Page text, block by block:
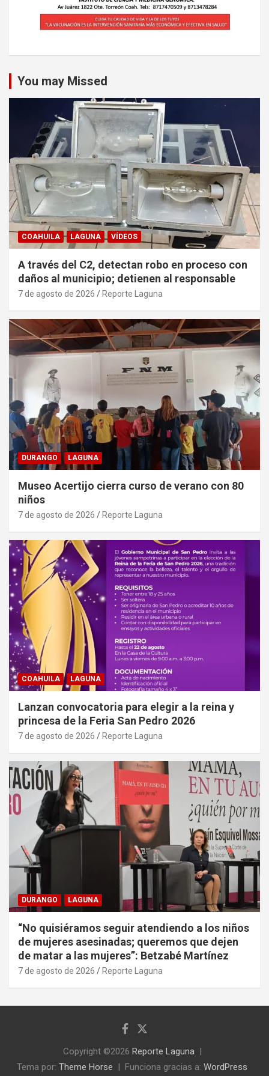
You may Missed
COAHUILA LAGUNA VÍDEOS
A través del C2, detectan robo en proceso con
daños al municipio; detienen al responsable
7 de agosto de 2026 Reporte Laguna
DURANGO LAGUNA
Museo Acertijo cierra curso de verano con 80
niños
7 de agosto de 2026 Reporte Laguna
COAHUILA LAGUNA
Lanzan convocatoria para elegir a la reina y
princesa de la Feria San Pedro 2026
7 de agosto de 2026 Reporte Laguna
DURANGO LAGUNA
“No quisiéramos seguir atendiendo a los niños
de mujeres asesinadas; queremos que dejen
de matar a las mujeres”: Betzabé Martínez
7 de agosto de 2026 Reporte Laguna
Copyright ©2026 Reporte Laguna
Tema por: Theme Horse Funciona gracias a: WordPress